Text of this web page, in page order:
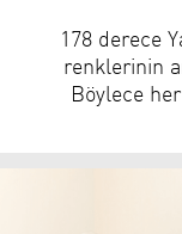
178 derece
renklerinin
Böylece